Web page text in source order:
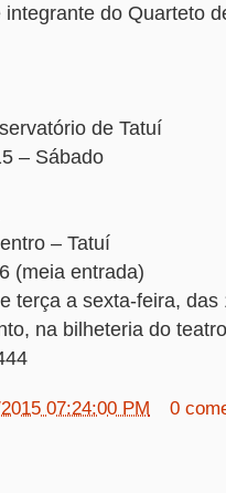
do Quarteto
de Tatuí
– Sábado
– Tatuí
(meia entrada)
terça a sexta-feira, das
na bilheteria do
07:24:00 PM 0